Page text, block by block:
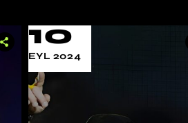
10
EYL 2024